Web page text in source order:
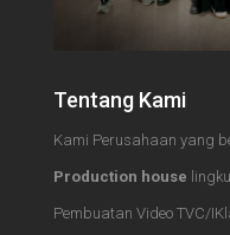
Tentang Kami
Kami Perusahaan yang
Production house
Pembuatan Video TVC/